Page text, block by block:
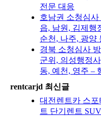
전문 대응
호남권 소청심사
읍, 남원, 김제행
순천, 나주, 광양
경북 소청심사
군위, 의성행정
동, 예천, 영주 –
rentcarjd 최신글
대전렌트카 스포
트 단기렌트